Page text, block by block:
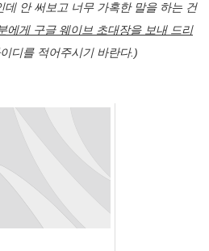
안 써보고 너무 가혹한 말을 하는 건
에게 구글 웨이브 초대장을 보내 드리
디를 적어주시기 바란다.)